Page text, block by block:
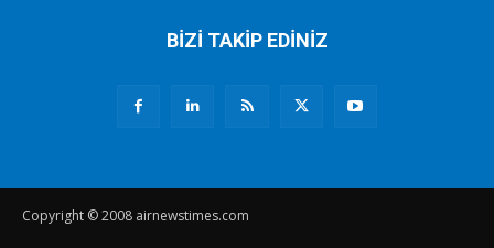
BİZİ TAKİP EDİNİZ
Copyright © 2008 airnewstimes.com